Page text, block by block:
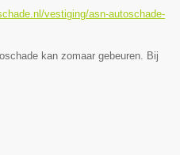
vestiging/asn-autoschade-
kan zomaar gebeuren. Bij